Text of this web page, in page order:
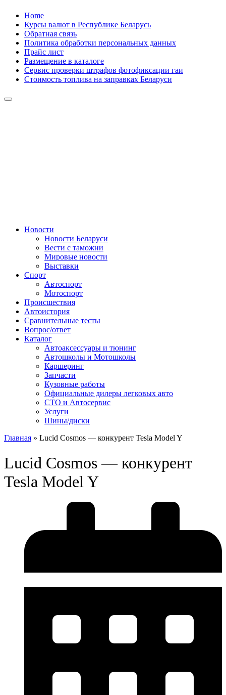
Skip
content
Home
Курсы валют в Республике Беларусь
Обратная связь
Политика обработки персональных данных
Прайс лист
Размещение в каталоге
Сервис проверки штрафов фотофиксации гаи
Стоимость топлива на заправках Беларуси
Сайт про автомобили
Новости
Новости Беларуси
Вести с таможни
Мировые новости
Выставки
Спорт
Автоспорт
Мотоспорт
Происшествия
Автоистория
Сравнительные тесты
Вопрос/ответ
Каталог
Автоакcессуары и тюнинг
Автошколы и Мотошколы
Каршеринг
Запчасти
Кузовные работы
Официальные дилеры легковых авто
СТО и Автосервис
Услуги
Шины/диски
Главная » Lucid Cosmos — конкурент Tesla Model Y
Lucid Cosmos — конкурент
Tesla Model Y